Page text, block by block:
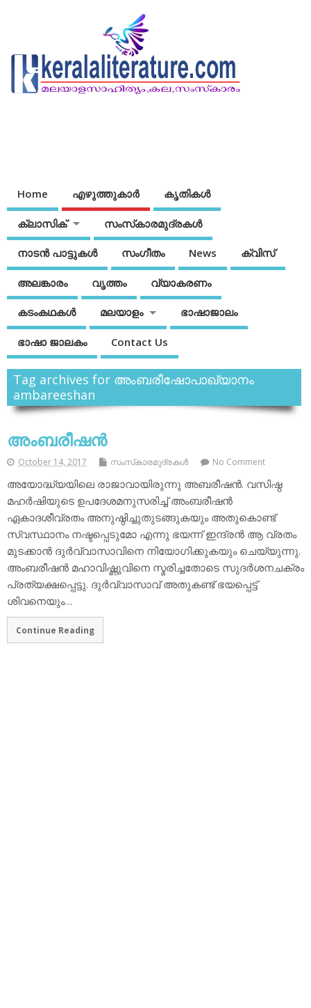
Home എഴുത്തുകാര്‍ കൃതികൾ
ക്ലാസിക് സംസ്‌കാരമുദ്രകള്‍
നാടന്‍ പാട്ടുകള്‍ സംഗീതം News ക്വിസ്
അലങ്കാരം വൃത്തം വ്യാകരണം
കടംകഥകള്‍ മലയാളം ഭാഷാജാലം
ഭാഷാ ജാലകം Contact Us
Tag archives for അംബരീഷോപാഖ്യാനം
ambareeshan
അംബരീഷന്‍
October 14, 2017 സംസ്‌കാരമുദ്രകള്‍ No Comment
അയോദ്ധ്യയിലെ രാജാവായിരുന്നു അബരീഷന്‍. വസിഷ്ഠ
മഹര്‍ഷിയുടെ ഉപദേശമനുസരിച്ച് അംബരീഷന്‍
ഏകാദശീവ്രതം അനുഷ്ഠിച്ചുതുടങ്ങുകയും അതുകൊണ്ട്
സ്വസ്ഥാനം നഷ്ടപ്പെടുമോ എന്നു ഭയന്ന് ഇന്ദ്രന്‍ ആ വ്രതം
മുടക്കാന്‍ ദുര്‍വ്വാസാവിനെ നിയോഗിക്കുകയും ചെയ്യുന്നു.
അംബരീഷന്‍ മഹാവിഷ്ണുവിനെ സ്മരിച്ചതോടെ സുദര്‍ശനചക്രം
പ്രത്യക്ഷപ്പെട്ടു. ദുര്‍വ്വാസാവ് അതുകണ്ട് ഭയപ്പെട്ട്
ശിവനെയും…
Continue Reading